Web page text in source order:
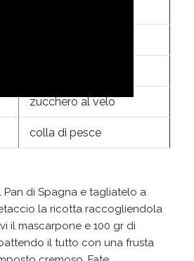
zucchero al velo
colla di pesce
di Spagna e tagliatelo a
la ricotta raccogliendola
il mascarpone e 100 gr di
il tutto con una frusta